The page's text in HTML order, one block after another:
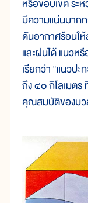
หรือขอบเขต ระ
มีความแน่นมาก
ดันอากาศร้อนใ
และฝนได้ แนวห
เรียกว่า "แนวปะ
ถึง ๔๐ กิโลเมตร
คุณสมบัติของมว